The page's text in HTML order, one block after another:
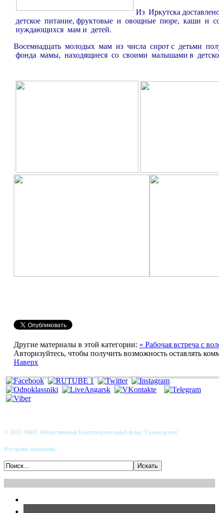
Из Иркутска
детское питание, фруктовые и овощные пюре, каши и
нуждающихся мам и детей.
Восемнадцать молодых мам из числа сирот с детьми
фонда мамы, находящиеся со своими малышами в
Другие материалы в этой категории: « Рабочая встреча с
Авторизуйтесь, чтобы получить возможность оставлять
Наверх
© 2013 НКО Общественный Благотворительный фонд "Семьи детям"
Все права защищены.